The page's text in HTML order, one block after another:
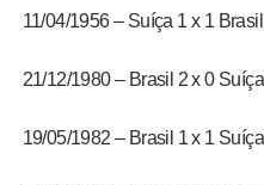
11/04/1956 – Suíça 1 x 1
21/12/1980 – Brasil 2 x 0
19/05/1982 – Brasil 1 x 1